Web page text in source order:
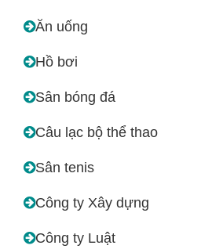
Ăn uống
Hồ bơi
Sân bóng đá
Câu lạc bộ thể thao
Sân tenis
Công ty Xây dựng
Công ty Luật